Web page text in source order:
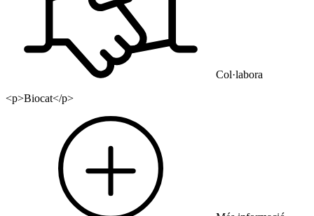
Col·labora
<p>Biocat</p>